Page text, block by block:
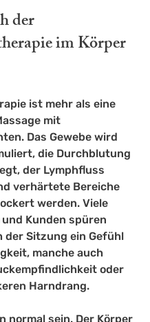
der
im Körper
ist mehr als eine
mit
Das Gewebe wird
die Durchblutung
der Lymphfluss
verhärtete Bereiche
werden. Viele
Kunden spüren
der Sitzung ein Gefühl
manche auch
oder
Harndrang.
normal sein. Der Körper